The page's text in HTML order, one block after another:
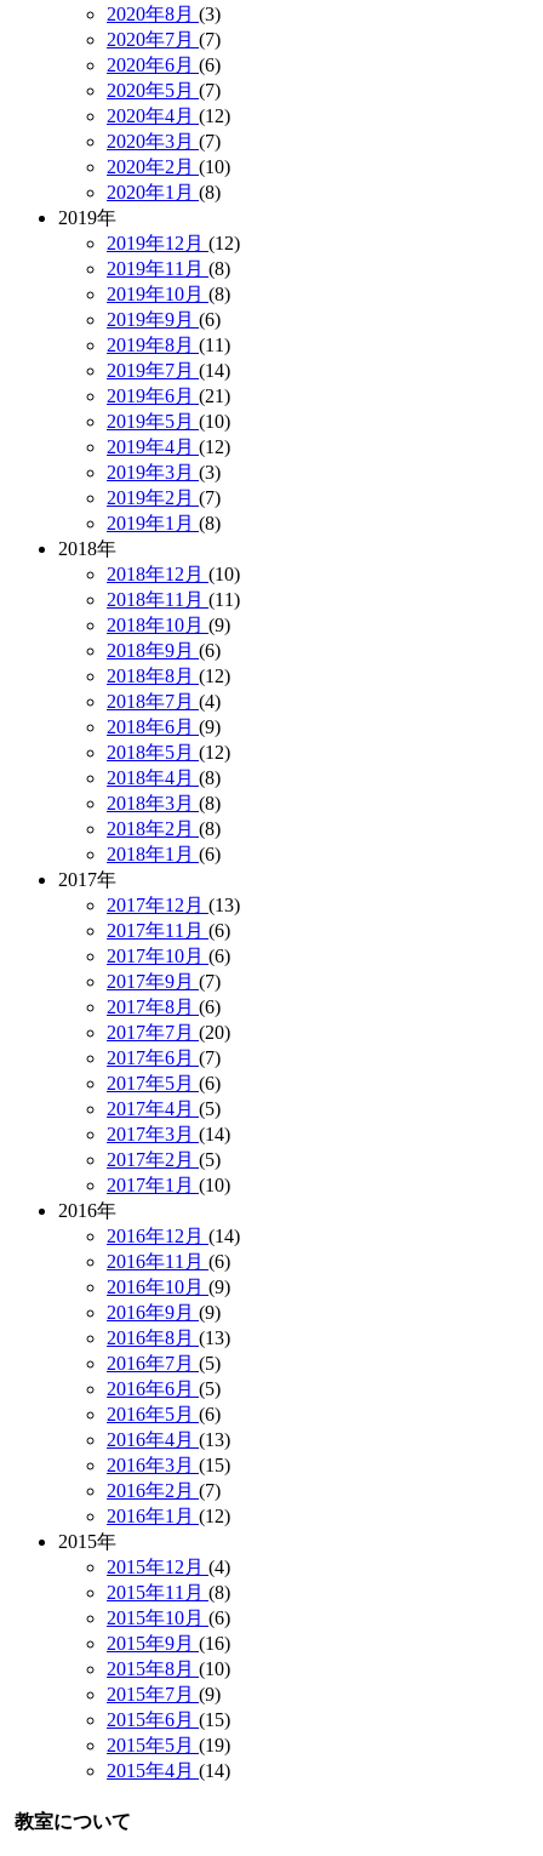
2020年8月 (3)
2020年7月 (7)
2020年6月 (6)
2020年5月 (7)
2020年4月 (12)
2020年3月 (7)
2020年2月 (10)
2020年1月 (8)
2019年
2019年12月 (12)
2019年11月 (8)
2019年10月 (8)
2019年9月 (6)
2019年8月 (11)
2019年7月 (14)
2019年6月 (21)
2019年5月 (10)
2019年4月 (12)
2019年3月 (3)
2019年2月 (7)
2019年1月 (8)
2018年
2018年12月 (10)
2018年11月 (11)
2018年10月 (9)
2018年9月 (6)
2018年8月 (12)
2018年7月 (4)
2018年6月 (9)
2018年5月 (12)
2018年4月 (8)
2018年3月 (8)
2018年2月 (8)
2018年1月 (6)
2017年
2017年12月 (13)
2017年11月 (6)
2017年10月 (6)
2017年9月 (7)
2017年8月 (6)
2017年7月 (20)
2017年6月 (7)
2017年5月 (6)
2017年4月 (5)
2017年3月 (14)
2017年2月 (5)
2017年1月 (10)
2016年
2016年12月 (14)
2016年11月 (6)
2016年10月 (9)
2016年9月 (9)
2016年8月 (13)
2016年7月 (5)
2016年6月 (5)
2016年5月 (6)
2016年4月 (13)
2016年3月 (15)
2016年2月 (7)
2016年1月 (12)
2015年
2015年12月 (4)
2015年11月 (8)
2015年10月 (6)
2015年9月 (16)
2015年8月 (10)
2015年7月 (9)
2015年6月 (15)
2015年5月 (19)
2015年4月 (14)
教室について